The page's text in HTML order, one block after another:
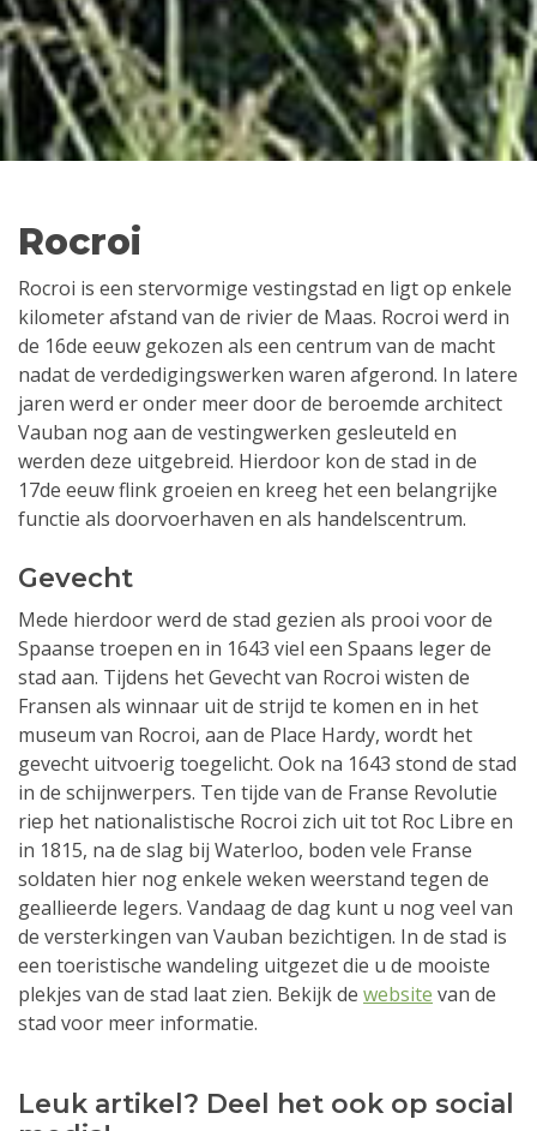
Rocroi
Rocroi is een stervormige vestingstad en ligt op enkele
kilometer afstand van de rivier de Maas. Rocroi werd in
de 16de eeuw gekozen als een centrum van de macht
nadat de verdedigingswerken waren afgerond. In latere
jaren werd er onder meer door de beroemde architect
Vauban nog aan de vestingwerken gesleuteld en
werden deze uitgebreid. Hierdoor kon de stad in de
17de eeuw flink groeien en kreeg het een belangrijke
functie als doorvoerhaven en als handelscentrum.
Gevecht
Mede hierdoor werd de stad gezien als prooi voor de
Spaanse troepen en in 1643 viel een Spaans leger de
stad aan. Tijdens het Gevecht van Rocroi wisten de
Fransen als winnaar uit de strijd te komen en in het
museum van Rocroi, aan de Place Hardy, wordt het
gevecht uitvoerig toegelicht. Ook na 1643 stond de stad
in de schijnwerpers. Ten tijde van de Franse Revolutie
riep het nationalistische Rocroi zich uit tot Roc Libre en
in 1815, na de slag bij Waterloo, boden vele Franse
soldaten hier nog enkele weken weerstand tegen de
geallieerde legers. Vandaag de dag kunt u nog veel van
de versterkingen van Vauban bezichtigen. In de stad is
een toeristische wandeling uitgezet die u de mooiste
plekjes van de stad laat zien. Bekijk de website van de
stad voor meer informatie.
Leuk artikel? Deel het ook op social